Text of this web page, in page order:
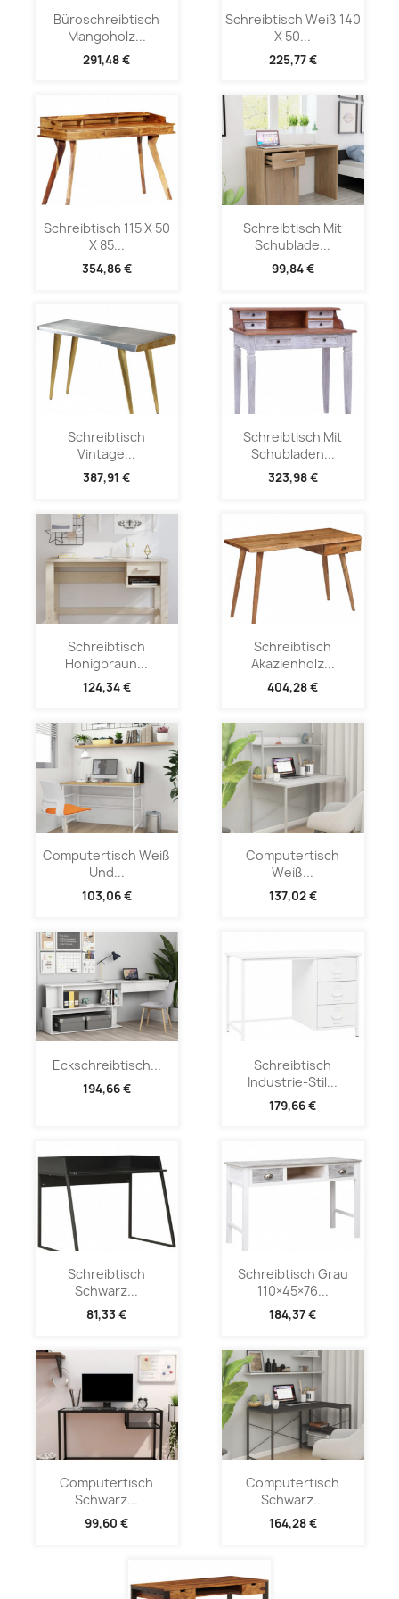
Büroschreibtisch
Mangoholz...
291,48 €
Schreibtisch Weiß 140
X 50...
225,77 €
Schreibtisch 115 X 50
X 85...
354,86 €
Schreibtisch Mit
Schublade...
99,84 €
Schreibtisch
Vintage...
387,91 €
Schreibtisch Mit
Schubladen...
323,98 €
Schreibtisch
Honigbraun...
124,34 €
Schreibtisch
Akazienholz...
404,28 €
Computertisch Weiß
Und...
103,06 €
Computertisch
Weiß...
137,02 €
Eckschreibtisch...
194,66 €
Schreibtisch
Industrie-Stil...
179,66 €
Schreibtisch
Schwarz...
81,33 €
Schreibtisch Grau
110×45×76...
184,37 €
Computertisch
Schwarz...
99,60 €
Computertisch
Schwarz...
164,28 €